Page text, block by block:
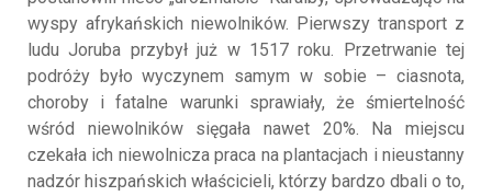
wyspy afrykańskich niewolników. Pierwszy transport z
ludu Joruba przybył już w 1517 roku. Przetrwanie tej
podróży było wyczynem samym w sobie – ciasnota,
choroby i fatalne warunki sprawiały, że śmiertelność
wśród niewolników sięgała nawet 20%. Na miejscu
czekała ich niewolnicza praca na plantacjach i nieustanny
nadzór hiszpańskich właścicieli, którzy bardzo dbali o to,